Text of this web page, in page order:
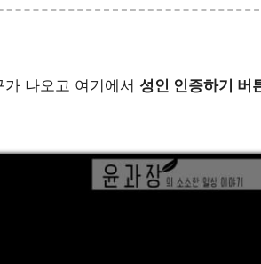
나오고 여기에서 성인 인증하기 버